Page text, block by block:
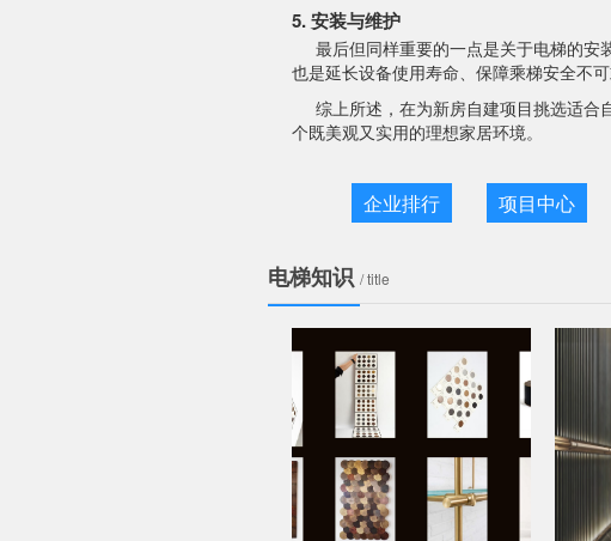
5. 安装与维护
最后但同样重要的一点是关于电梯的安
也是延长设备使用寿命、保障乘梯安全不可
综上所述，在为新房自建项目挑选适合
个既美观又实用的理想家居环境。
企业排行 项目中心
电梯知识 / title